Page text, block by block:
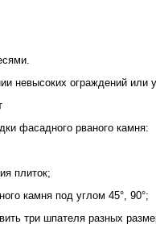
невысоких ограждений или
фасадного рваного камня:
плиток;
камня под углом 45°, 90°;
три шпателя разных